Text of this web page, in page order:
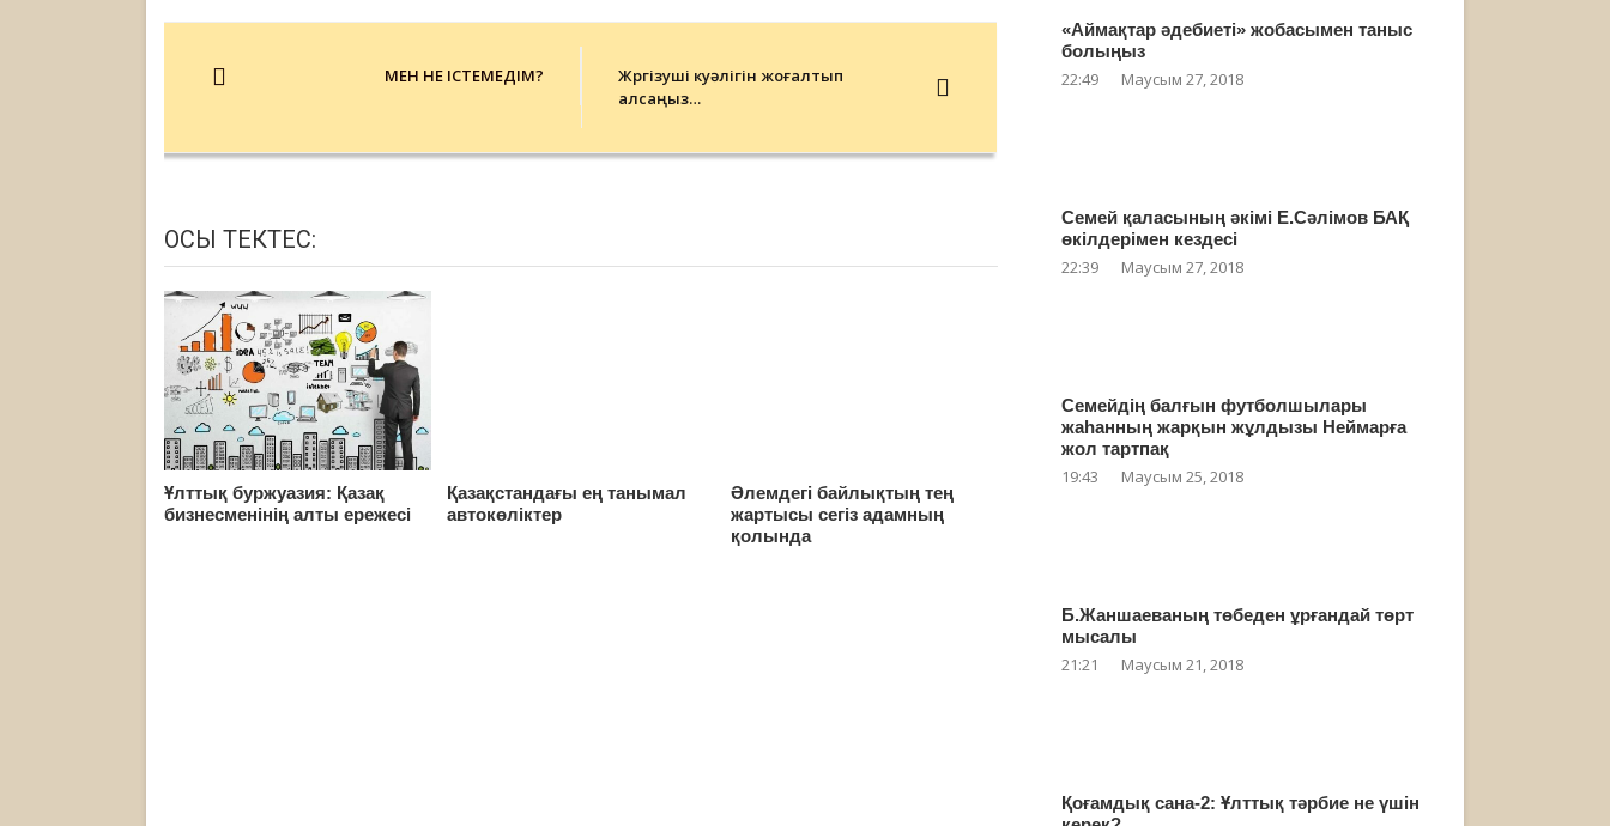
navigation
МЕН НЕ ІСТЕМЕДІМ?
Жүргізуші куәлігін жоғалтып
алсаңыз…
ОСЫ ТЕКТЕС:
Ұлттық буржуазия: Қазақ
бизнесменінің алты ережесі
Қазақстандағы ең танымал
автокөліктер
Әлемдегі байлықтың тең
жартысы сегіз адамның
қолында
«Аймақтар әдебиеті» жобасымен таныс
болыңыз
22:49 Маусым 27, 2018
Семей қаласының әкімі Е.Сәлімов БАҚ
өкілдерімен кездесі
22:39 Маусым 27, 2018
Семейдің балғын футболшылары
жаһанның жарқын жұлдызы Неймарға
жол тартпақ
19:43 Маусым 25, 2018
Б.Жаншаеваның төбеден ұрғандай төрт
мысалы
21:21 Маусым 21, 2018
Қоғамдық сана-2: Ұлттық тәрбие не үшін